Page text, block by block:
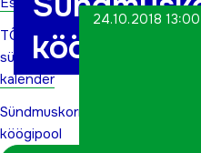
TÕN
sündmuste
kalender
Sündmuskorralduse
köögipool
köögipool
24.10.2018